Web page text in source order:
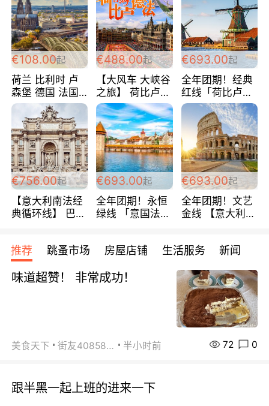
€108.00起
荷兰 比利时 卢
森堡 德国 法国
超爽玩遍西欧 循
环线 全程四星宾
馆 108欧/人/天
€488.00起
【大风车 大峡谷
之旅】 荷比卢德
法 巴黎上下 经
典五国四日游
488欧/人
€693.00起
全年团期！经典
红线「荷比卢德
法」七天循环 五
国 仅售99欧/人/
天！巴黎上下！
包拼房~
€756.00起
【意大利南法经
典循环线】 巴黎
宾馆 108欧/天起
全程756欧/位
€693.00起
全年团期！永恒
绿线 「意国法
欧/天起 ~包拼房
€693.00起
全年团期！文艺
金线 【意大利一
每周铁发！
推荐 跳蚤市场 房屋店铺 生活服务 新闻
味道超赞！ 非常成功！
美食天下 街友40858442 半小时前 72 0
跟半黑一起上班的进来一下